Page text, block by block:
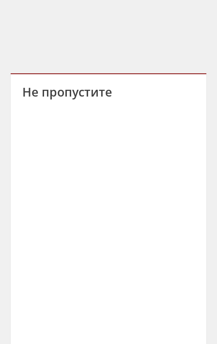
Не пропустите